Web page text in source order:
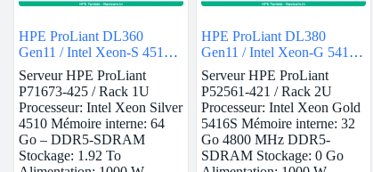
HPE ProLiant DL360
Gen11 / Intel Xeon-S 4510 /
64GB
Serveur HPE ProLiant
P71673-425 / Rack 1U
Processeur: Intel Xeon Silver
4510 Mémoire interne: 64
Go – DDR5-SDRAM
Stockage: 1.92 To
HPE ProLiant DL380
Gen11 / Intel Xeon-G 5416S
/ 32GB
Serveur HPE ProLiant
P52561-421 / Rack 2U
Processeur: Intel Xeon Gold
5416S Mémoire interne: 32
Go 4800 MHz DDR5-
SDRAM Stockage: 0 Go